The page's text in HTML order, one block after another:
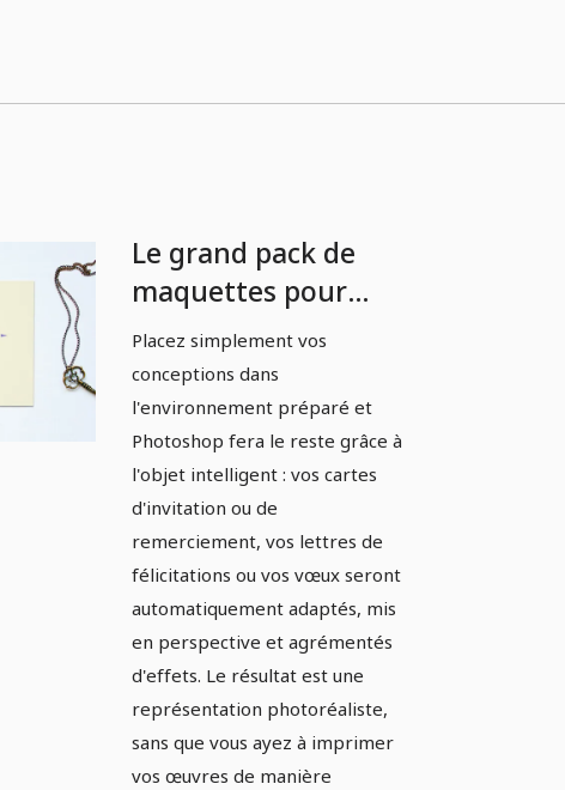
Le grand pack de
maquettes pour
mariages,
anniversaires et
fêtes - Version 02.
Placez simplement vos
conceptions dans
l'environnement préparé et
Photoshop fera le reste grâce à
l'objet intelligent : vos cartes
d'invitation ou de
remerciement, vos lettres de
félicitations ou vos vœux seront
automatiquement adaptés, mis
en perspective et agrémentés
d'effets. Le résultat est une
représentation photoréaliste,
sans que vous ayez à imprimer
vos œuvres de manière